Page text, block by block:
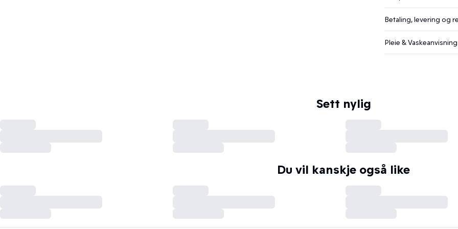
Betaling, levering og
Pleie & Vaskeanvisning
Sett nylig
Du vil kanskje også like